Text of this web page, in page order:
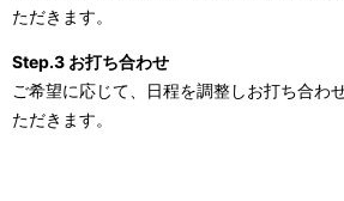
ただきます。
Step.3 お打ち合わせ
ご希望に応じて、日程を調整しお打ち合わ
ただきます。